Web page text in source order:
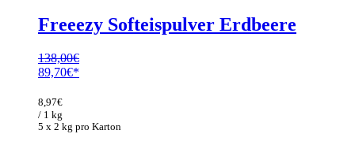
Freeezy Softeispulver Erdbeere
138,00€
Ursprünglicher
war:
138,00€
89,70€
5 x 2 kg pro Karton
8,97€
/ 1 kg